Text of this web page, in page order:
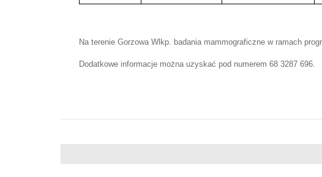
Na terenie Gorzowa Wlkp. badania mammograficzne w ramach
Dodatkowe informacje można uzyskać pod numerem 68 3287 696.